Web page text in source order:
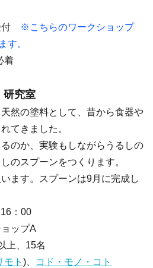
付
※こちらのワークショップ
す。
着
研究室
然の塗料として、昔から食器や
てきました。
のか、実験もしながらうるしの
のスプーンをつくります。
ます。スプーンは9月に完成し
16：00
ップA
上、15名
モト )、
コド・モノ・コト